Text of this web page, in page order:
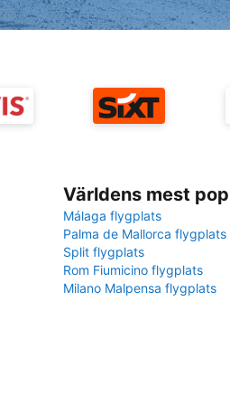
Världens mest
Málaga flygplats
Palma de Mallorca flygplats
Split flygplats
Rom Fiumicino flygplats
Milano Malpensa flygplats